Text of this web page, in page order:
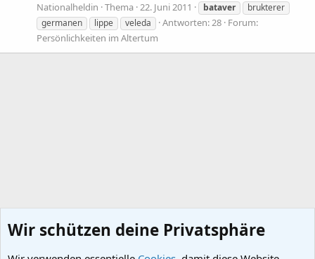
Nationalheldin Thema 22. Juni 2011 bataver
brukterer
germanen
lippe veleda Antworten: 28 Forum:
Persönlichkeiten im Altertum
Wir schützen deine Privatsphäre